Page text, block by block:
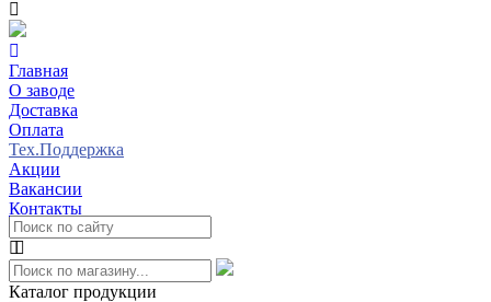
Главная
О заводе
Доставка
Оплата
Тех.Поддержка
Акции
Вакансии
Контакты
Каталог продукции